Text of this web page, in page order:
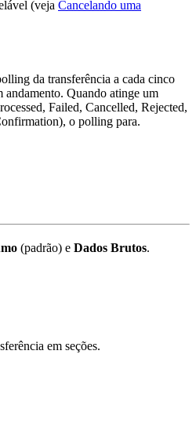
(veja Cancelando uma
da transferência a cada cinco
andamento. Quando atinge um
Failed, Cancelled, Rejected,
o polling para.
(padrão) e Dados Brutos.
em seções.